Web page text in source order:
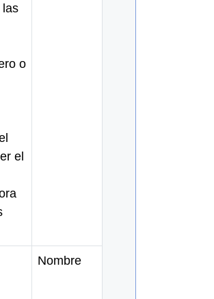
o
el
Nombre